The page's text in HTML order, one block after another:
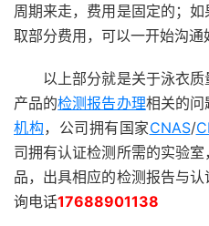
周期来走，费用是固定的；
取部分费用，可以一开始沟通
以上部分就是关于泳衣质
产品的检测报告办理相关的问
机构，公司拥有国家CNAS/
司拥有认证检测所需的实验
品，出具相应的检测报告与
询电话17688901138